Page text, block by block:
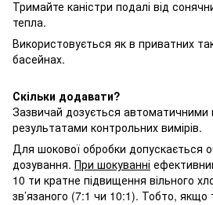
Тримайте каністри подалі від
тепла.
Використовується як в приватних
басейнах.
Скільки додавати?
Зазвичай дозується автоматичними
результатами контрольних вимірів.
Для шокової обробки допускається
дозування. При шокуванні
10 ти кратне підвищення вільного
зв’язаного (7:1 чи 10:1). Тобто, якщо